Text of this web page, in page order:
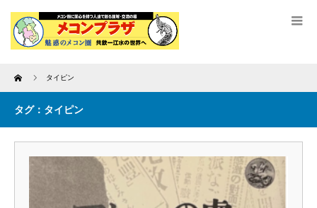
Home タイピン
タグ：タイピン